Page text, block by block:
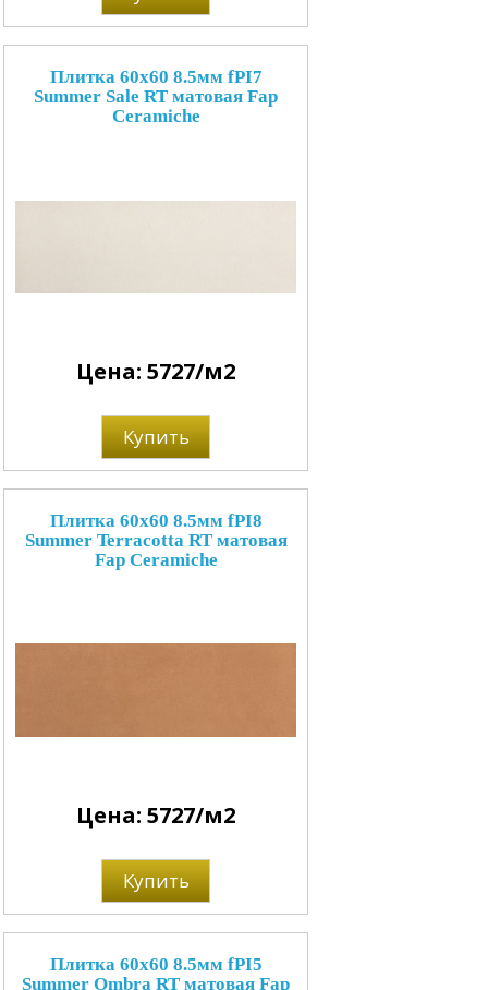
Плитка 60x60 8.5мм fPI7
Summer Sale RT матовая Fap
Ceramiche
Цена: 5727/м2
Купить
Плитка 60x60 8.5мм fPI8
Summer Terracotta RT матовая
Fap Ceramiche
Цена: 5727/м2
Купить
Плитка 60x60 8.5мм fPI5
Summer Ombra RT матовая Fap